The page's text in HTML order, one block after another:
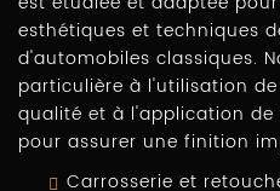
esthétiques et techniques
d'automobiles classiques.
particulière à l'utilisation
qualité et à l'application
pour assurer une finition
Carrosserie et